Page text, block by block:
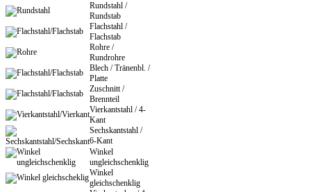
Rundstahl /
Rundstab
Flachstahl /
Flachstab
Rohre /
Rundrohre
Blech / Tränenbl. /
Platte
Zuschnitt /
Brennteil
Vierkantstahl / 4-
Kant
Sechskantstahl /
6-Kant
Winkel
ungleichschenklig
Winkel
gleichschenklig